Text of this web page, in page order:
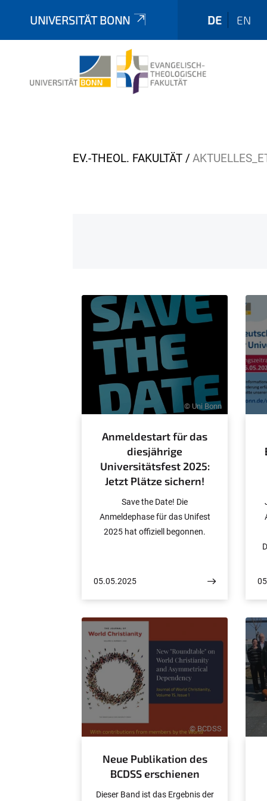
UNIVERSITÄT BONN DE EN
Y
EV.-THEOL. FAKULTÄT
© Uni Bonn
Anmeldestart für das
diesjährige
Universitätsfest 2025:
Jetzt Plätze sichern!
Save the Date! Die
Anmeldephase für das Unifest
2025 hat offiziell begonnen.
05.05.2025
© BCDSS
Neue Publikation des
BCDSS erschienen
Dieser Band ist das Ergebnis der